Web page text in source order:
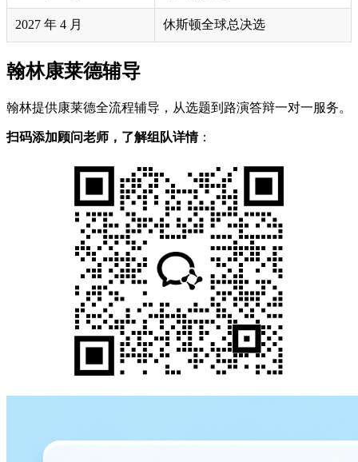
2027 年 4 月 休斯顿全球总决选
翰林康莱德辅导
翰林提供康莱德全流程辅导，从选题到路演答辩一对一服务。
扫码添加顾问老师，了解组队详情：